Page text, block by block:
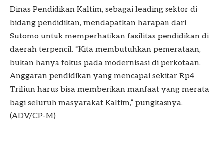
Dinas Pendidikan Kaltim, sebagai leading sektor di
bidang pendidikan, mendapatkan harapan dari
Sutomo untuk memperhatikan fasilitas pendidikan di
daerah terpencil. “Kita membutuhkan pemerataan,
bukan hanya fokus pada modernisasi di perkotaan.
Anggaran pendidikan yang mencapai sekitar Rp4
Triliun harus bisa memberikan manfaat yang merata
bagi seluruh masyarakat Kaltim,” pungkasnya.
(ADV/CP-M)